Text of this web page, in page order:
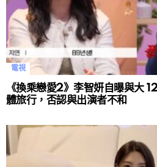
電視
《換乘戀愛2》李智妍自曝與大
體旅行，否認與出演者不和